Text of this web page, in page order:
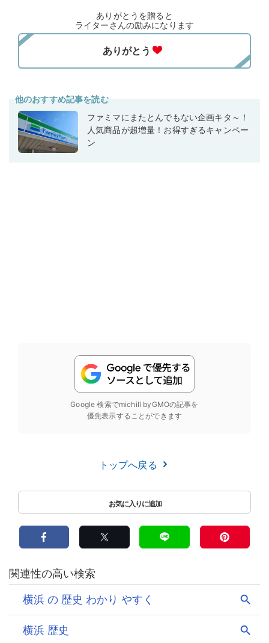
ありがとうを贈ると
ライターさんの励みになります
他のおすすめ記事を読む
ファミマにまたとんでもない企画キタ～！
人気商品が超増量！お得すぎるキャンペー
ン
Google 検索でmichill byGMOの記事を
優先表示することができます
トップへ戻る